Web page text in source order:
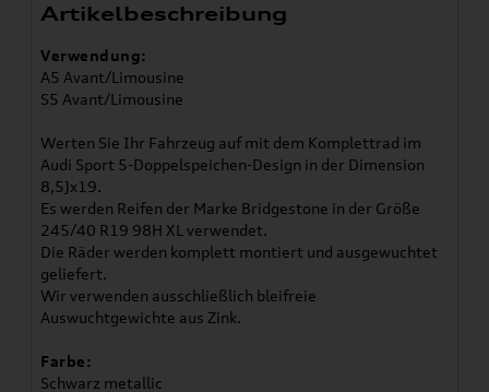
Artikelbeschreibung
Verwendung:
A5 Avant/Limousine
S5 Avant/Limousine
Werten Sie Ihr Fahrzeug auf mit dem Komplettrad im
Audi Sport 5-Doppelspeichen-Design in der Dimension
8,5Jx19.
Es werden Reifen der Marke Bridgestone in der Größe
245/40 R19 98H XL verwendet.
Die Räder werden komplett montiert und ausgewuchtet
geliefert.
Wir verwenden ausschließlich bleifreie
Auswuchtgewichte aus Zink.​
Farbe:
Schwarz metallic